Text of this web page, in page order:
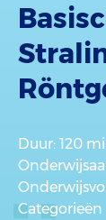
Duur: 120
Categorieën